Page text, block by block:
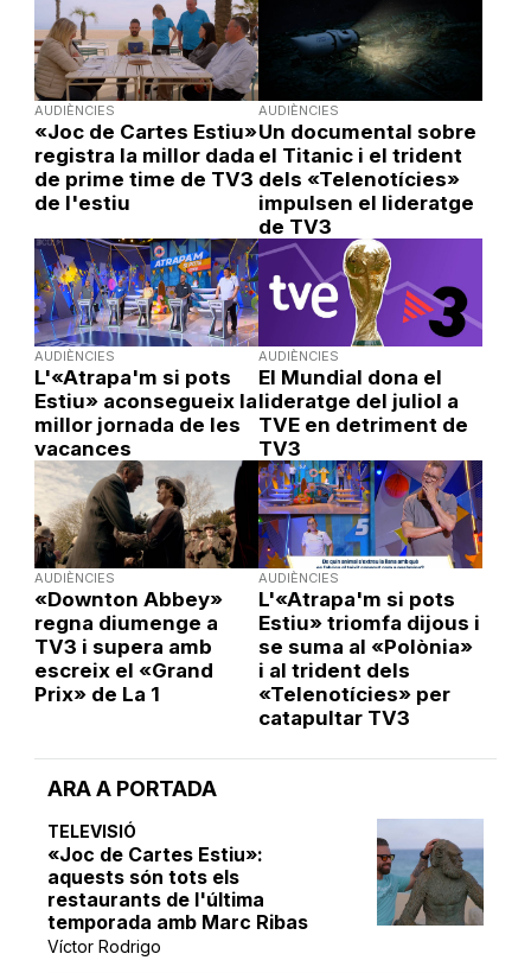
ARA A PORTADA
TELEVISIÓ
«Joc de Cartes Estiu»:
aquests són tots els
restaurants de l'última
temporada amb Marc Ribas
Víctor Rodrigo
AUDIÈNCIES
«Joc de Cartes Estiu»
registra la millor dada
de prime time de TV3
de l'estiu
AUDIÈNCIES
Un documental sobre
el Titanic i el trident
dels «Telenotícies»
impulsen el lideratge
de TV3
AUDIÈNCIES
L'«Atrapa'm si pots
Estiu» aconsegueix la
millor jornada de les
vacances
AUDIÈNCIES
El Mundial dona el
lideratge del juliol a
TVE en detriment de
TV3
AUDIÈNCIES
«Downton Abbey»
regna diumenge a
TV3 i supera amb
escreix el «Grand
Prix» de La 1
AUDIÈNCIES
L'«Atrapa'm si pots
Estiu» triomfa dijous i
se suma al «Polònia»
i al trident dels
«Telenotícies» per
catapultar TV3